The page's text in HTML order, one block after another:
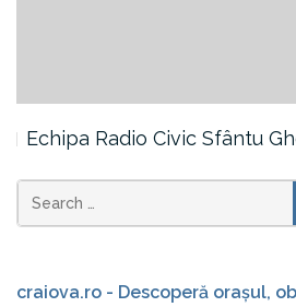
Echipa Radio Civic Sfântu
Search
for:
craiova.ro - Descoperă orașul,